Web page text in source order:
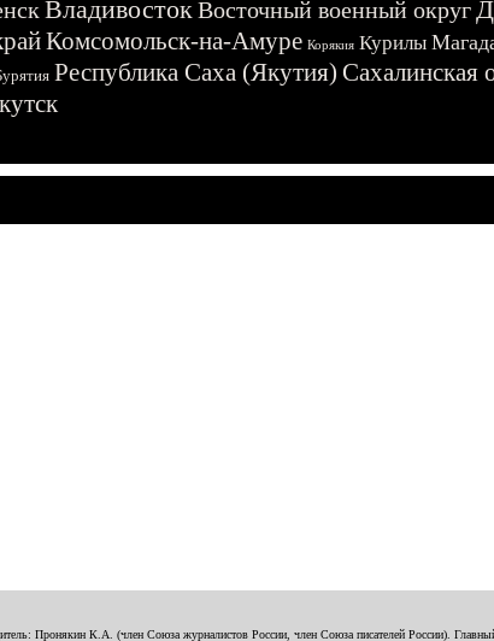
ВладивостокВосточный военный округ
Комсомольск-на-Амуре Корякия Курилы
Республика Саха (Якутия) Сахалинская
Пронякин К.А. (член Союза журналистов России, член Союза писателей России).